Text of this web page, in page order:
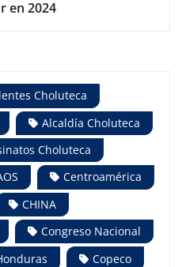
en 2024
Choluteca
Alcaldía Choluteca
Choluteca
Centroamérica
CHINA
Congreso Nacional
Copeco